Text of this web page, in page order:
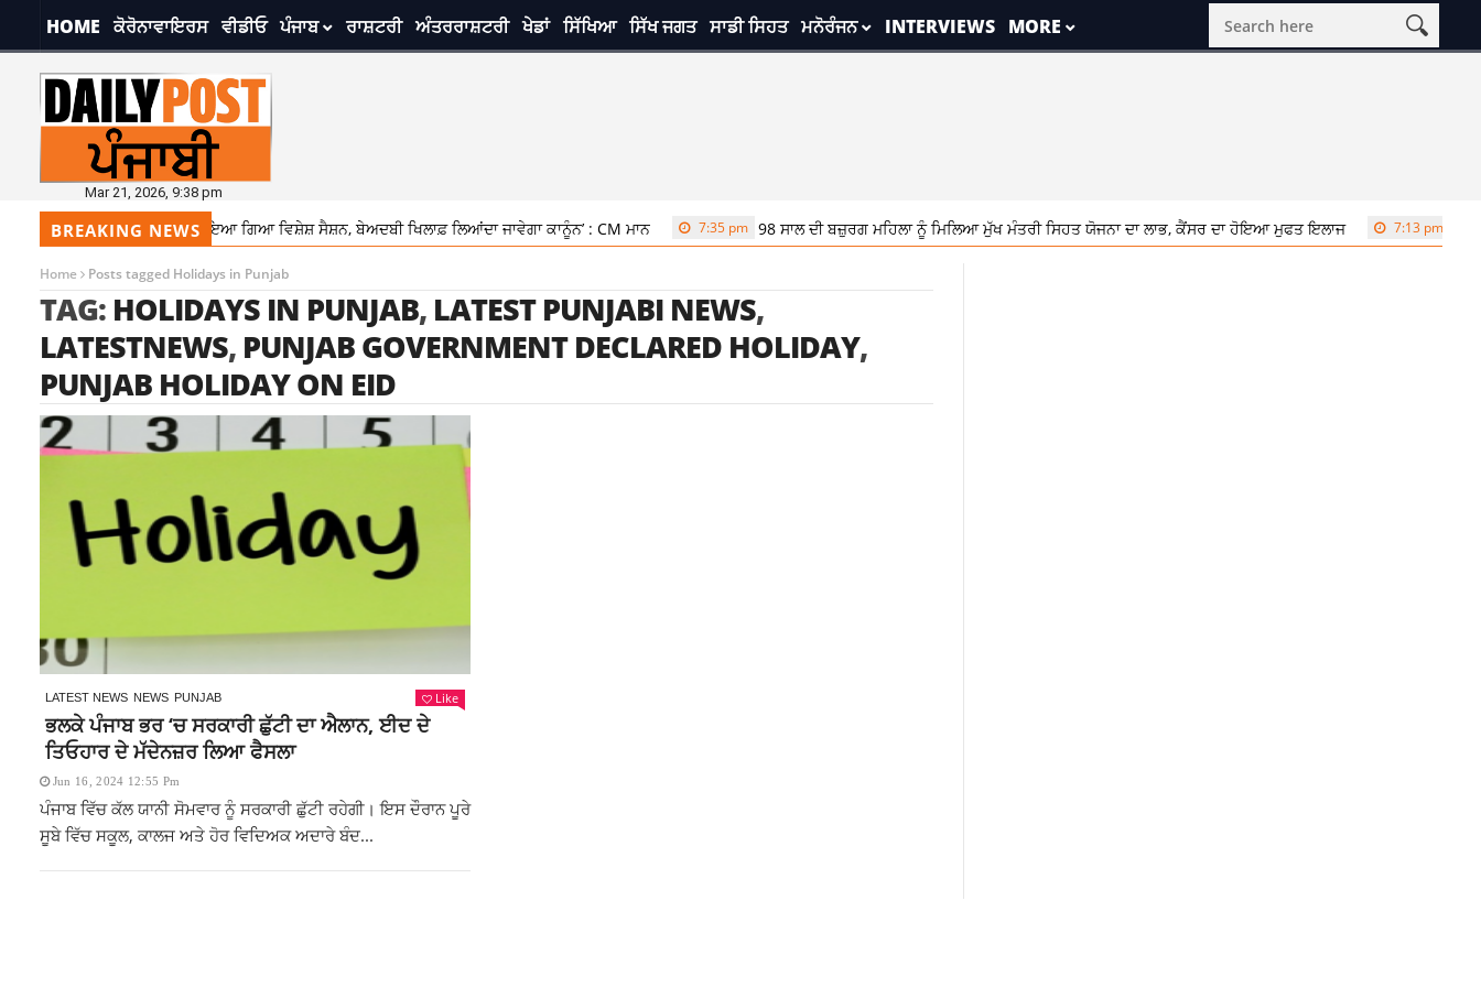
HOME ਕੋਰੋਨਾਵਾਇਰਸ ਵੀਡੀਓ ਪੰਜਾਬ ਰਾਸ਼ਟਰੀ ਅੰਤਰਰਾਸ਼ਟਰੀ ਖੇਡਾਂ ਸਿੱਖਿਆ ਸਿੱਖ ਜਗਤ ਸਾਡੀ ਸਿਹਤ ਮਨੋਰੰਜਨ INTERVIEWS MORE
Mar 21, 2026, 9:38 pm
BREAKING NEWS
ਅਪ੍ਰੈਲ ਨੂੰ ਵਿਧਾਨ ਸਭਾ ਦਾ ਬੁਲਾਇਆ ਗਿਆ ਵਿਸ਼ੇਸ਼ ਸੈਸ਼ਨ, ਬੇਅਦਬੀ ਖਿਲਾਫ਼ ਲਿਆਂਦਾ ਜਾਵੇਗਾ ਕਾਨੂੰਨ’ : CM ਮਾਨ 7:35 pm 98 ਸਾਲ ਦੀ ਬਜ਼ੁਰਗ ਮਹਿਲਾ ਨੂੰ ਮਿਲਿਆ ਮੁੱਖ ਮੰਤਰੀ ਸਿਹਤ ਯੋਜਨਾ ਦਾ ਲਾਭ, ਕੈਂਸਰ ਦਾ ਹੋਇਆ ਮੁਫਤ ਇਲਾਜ 7:13 pm
Home Posts tagged Holidays in Punjab
TAG: HOLIDAYS IN PUNJAB, LATEST PUNJABI NEWS,
LATESTNEWS, PUNJAB GOVERNMENT DECLARED HOLIDAY,
PUNJAB HOLIDAY ON EID
LATEST NEWS NEWS PUNJAB Like
ਭਲਕੇ ਪੰਜਾਬ ਭਰ ‘ਚ ਸਰਕਾਰੀ ਛੁੱਟੀ ਦਾ ਐਲਾਨ, ਈਦ ਦੇ
ਤਿਓਹਾਰ ਦੇ ਮੱਦੇਨਜ਼ਰ ਲਿਆ ਫੈਸਲਾ
Jun 16, 2024 12:55 Pm
ਪੰਜਾਬ ਵਿੱਚ ਕੱਲ ਯਾਨੀ ਸੋਮਵਾਰ ਨੂੰ ਸਰਕਾਰੀ ਛੁੱਟੀ ਰਹੇਗੀ। ਇਸ ਦੌਰਾਨ ਪੂਰੇ
ਸੂਬੇ ਵਿੱਚ ਸਕੂਲ, ਕਾਲਜ ਅਤੇ ਹੋਰ ਵਿਦਿਅਕ ਅਦਾਰੇ ਬੰਦ...